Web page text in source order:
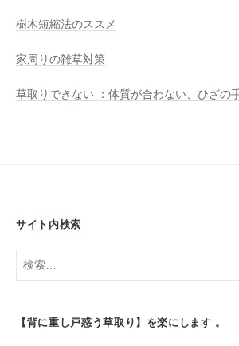
樹木短縮法のススメ
家周りの雑草対策
草取りできない ：体質が合わない、ひざの
サイト内検索
検
【背に重し戸惑う草取り】を楽にします 。